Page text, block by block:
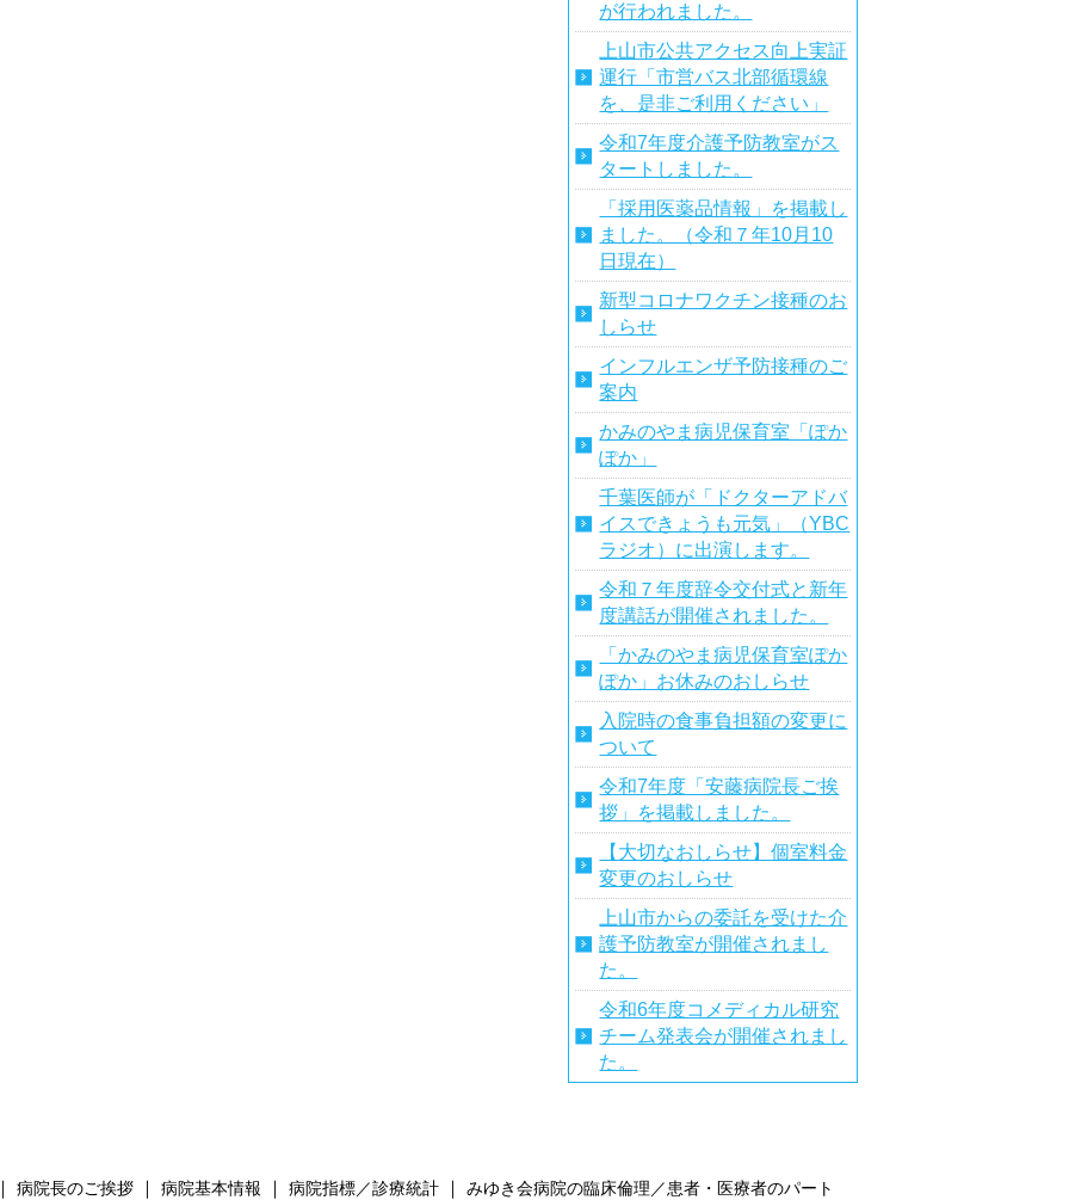
が行われました。
上山市公共アクセス向上実証
運行「市営バス北部循環線
を、是非ご利用ください」
令和7年度介護予防教室がス
タートしました。
「採用医薬品情報」を掲載し
ました。（令和７年10月10
日現在）
新型コロナワクチン接種のお
しらせ
インフルエンザ予防接種のご
案内
かみのやま病児保育室「ぽか
ぽか」
千葉医師が「ドクターアドバ
イスできょうも元気」（YBC
ラジオ）に出演します。
令和７年度辞令交付式と新年
度講話が開催されました。
「かみのやま病児保育室ぽか
ぽか」お休みのおしらせ
入院時の食事負担額の変更に
ついて
令和7年度「安藤病院長ご挨
拶」を掲載しました。
【大切なおしらせ】個室料金
変更のおしらせ
上山市からの委託を受けた介
護予防教室が開催されまし
た。
令和6年度コメディカル研究
チーム発表会が開催されまし
た。
｜ 病院長のご挨拶 ｜ 病院基本情報 ｜ 病院指標／診療統計 ｜ みゆき会病院の臨床倫理／患者・医療者のパート